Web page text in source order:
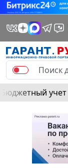
Бюджетный учет